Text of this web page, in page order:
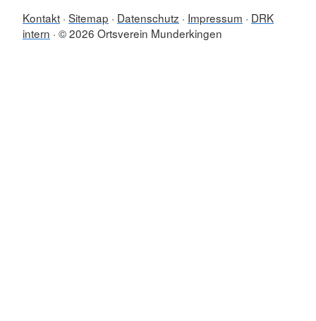
Kontakt Sitemap Datenschutz Impressum
DRK
intern © 2026 Ortsverein Munderkingen